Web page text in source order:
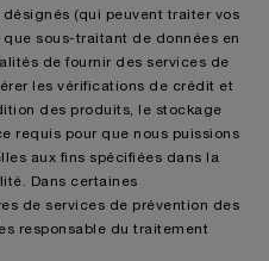
(qui peuvent traiter vos
sous-traitant de données en
de fournir des services de
les vérifications de crédit et
des produits, le stockage
requis pour que nous puissions
aux fins spécifiées dans la
Dans certaines
de services de prévention des
responsable du traitement